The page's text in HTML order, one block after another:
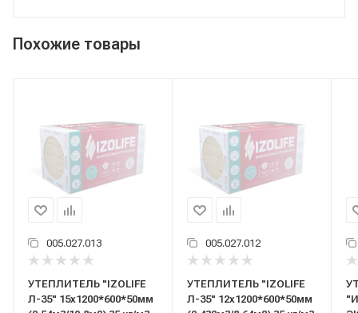
Похожие товары
005.027.013
УТЕПЛИТЕЛЬ "IZOLIFE
Л-35" 15х1200*600*50мм
005.027.012
УТЕПЛИТЕЛЬ "IZOLIFE
Л-35" 12х1200*600*50мм